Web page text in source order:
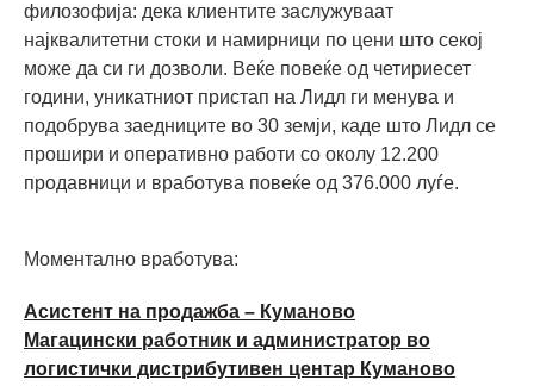
филозофија: дека клиентите заслужуваат
најквалитетни стоки и намирници по цени што секој
може да си ги дозволи. Веќе повеќе од четириесет
години, уникатниот пристап на Лидл ги менувa и
подобрувa заедниците во 30 земји, каде што Лидл се
прошири и оперативно работи со околу 12.200
продавници и вработува повеќе од 376.000 луѓе.
Моментално вработува:
Асистент на продажба – Куманово
Магацински работник и администратор во
логистички дистрибутивен центар Куманово